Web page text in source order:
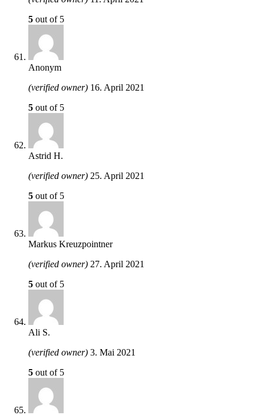
5 out of 5
Anonym
(verified owner) 16. April 2021
5 out of 5
Astrid H.
(verified owner) 25. April 2021
5 out of 5
Markus Kreuzpointner
(verified owner) 27. April 2021
5 out of 5
Ali S.
(verified owner) 3. Mai 2021
5 out of 5